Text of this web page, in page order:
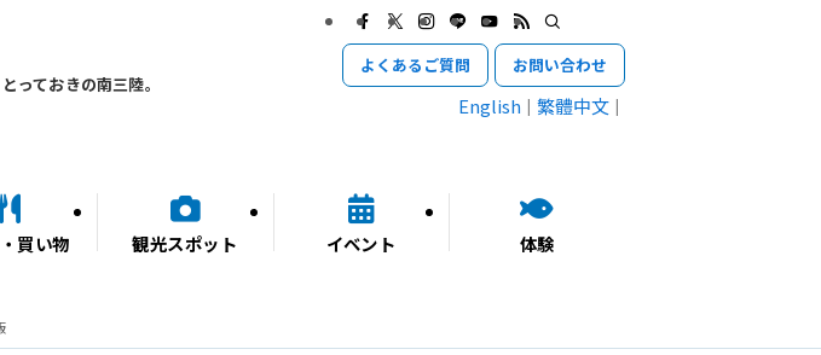
っておきの南三陸。
買い物 観光スポット イベント 体験
よくあるご質問 お問い合わせ
English 繁體中文